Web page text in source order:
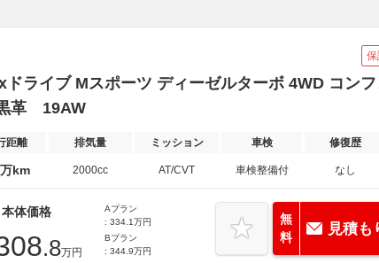
ライブ Mスポーツ ディーゼルターボ 4WD コンフ
革 19AW
距離 排気量 ミッション 車検 修復歴
km 2000cc AT/CVT 車検整備付 なし
本体価格
.8万円
Aプラン
: 334.1万円
Bプラン
: 344.9万円
無
料
見積も